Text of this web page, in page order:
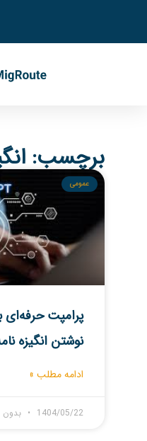
برچسب:
عمومی
نوشتن انگیزه
ادامه مطلب »
1404/05/22 بدون